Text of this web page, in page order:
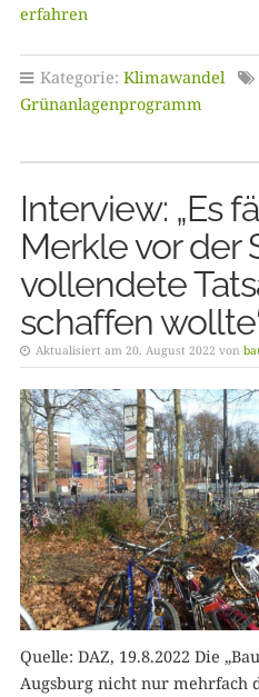
erfahren
Kategorie: Klimawandel
Grünanlagenprogramm
Interview: „Es
Merkle vor der
vollendete
schaffen
Aktualisiert am 20. August 2022 von
Quelle: DAZ, 19.8.2022 Die
Augsburg nicht nur mehrfach